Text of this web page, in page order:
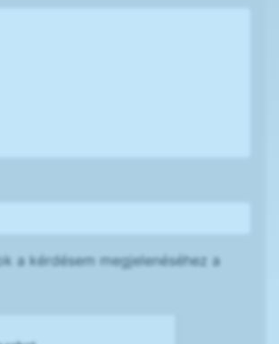
a kérdésem megjelenéséhez a